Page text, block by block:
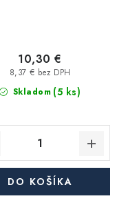
Skladom (5 ks)
8,37 € bez DPH
10,30 €
DO KOŠÍKA